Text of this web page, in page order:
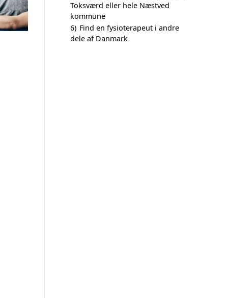
Toksværd eller hele Næstved
kommune
6) Find en fysioterapeut i andre
dele af Danmark